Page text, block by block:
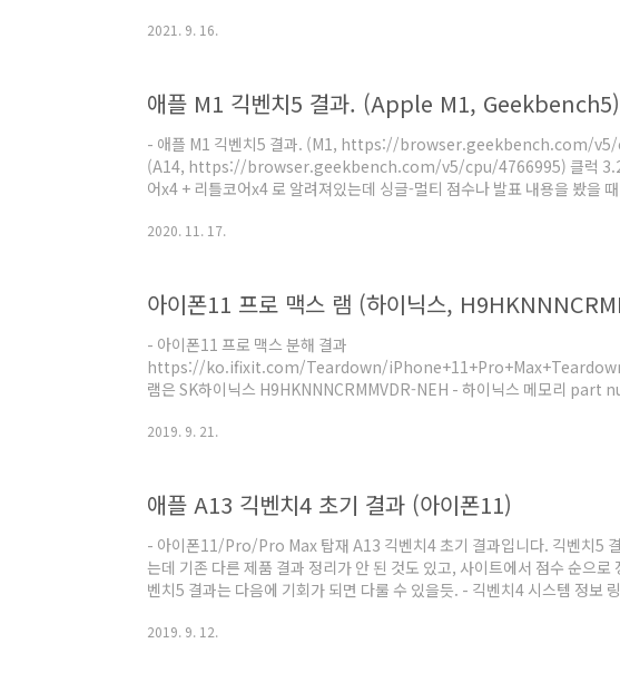
iPhone13 - 4GB iPhone13 mini는 D16AP이며 아직 긱벤치에 올라오지
2021. 9. 16.
- 애플 M1 긱벤치5 결과. (M1, https://browser.geekbench.com/
(A14, https://browser.geekbench.com/v5/cpu/4766995) 클럭
어x4 + 리틀코어x4 로 알려져있는데 싱글-멀티 점수나 발표 내용을 봤을
을 수 있고, 아직 시스템 정보가 정확하지 않을 수도 있음. - 긱벤치5 동클럭
2020. 11. 17.
- 아이폰11 프로 맥스 분해 결과
https://ko.ifixit.com/Teardown/
램은 SK하이닉스 H9HKNNNCRMMVDR-NEH - 하이닉스 메모리 part
LPDDR4X 4GB는 거의 확실.
트에는 없지만 이 제품인 LPDDR4 혹은 LPDDR4X 인건 확실. 아..
2019. 9. 21.
애플 A13 긱벤치4 초기 결과 (아이폰11)
- 아이폰11/Pro/Pro Max 탑재 A13 긱벤치4 초기 결과입니다. 긱벤치5
는데 기존 다른 제품 결과 정리가 안 된 것도 있고, 사이트에서 점수 순으로
벤치5 결과는 다음에 기회가 되면 다룰 수 있을듯. - 긱벤치4 시스템 정보
http://browser.geekbench.com/v4/cpu/14528580 아직 제품 정보
2019. 9. 12.